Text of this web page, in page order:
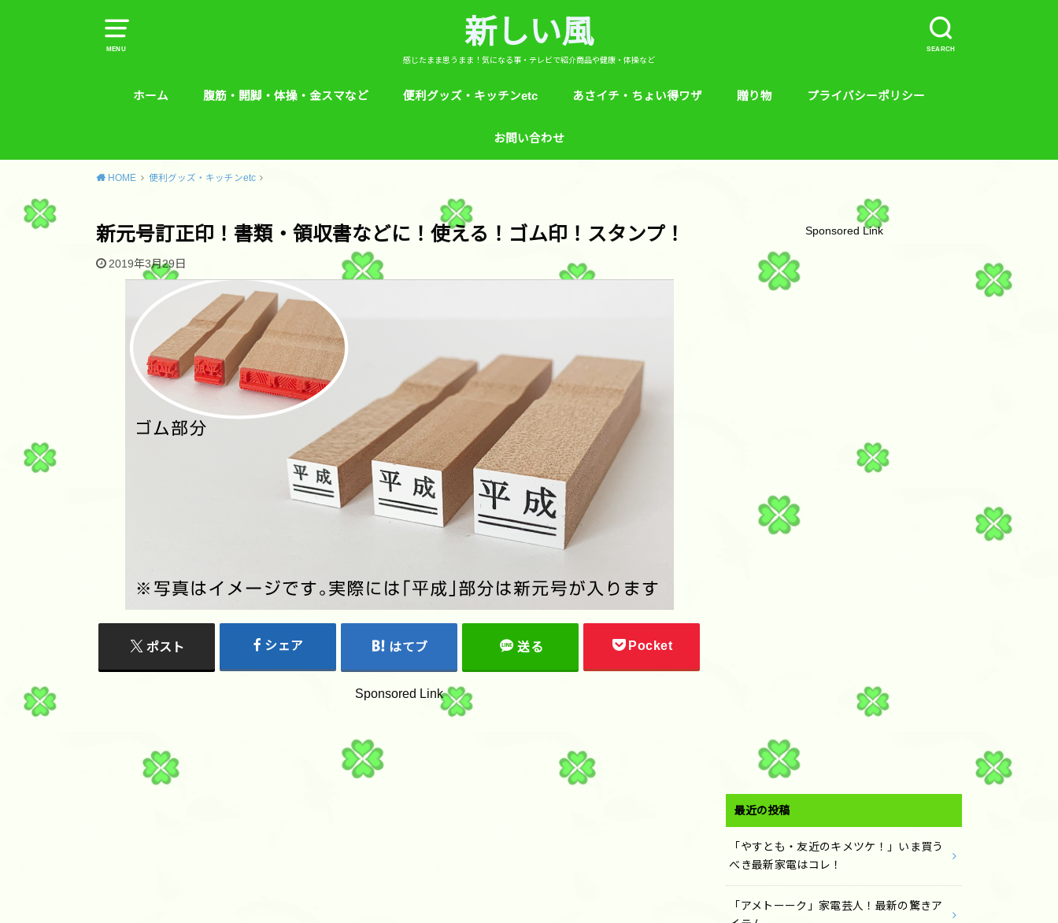
MENU SEARCH
新しい風
感じたまま思うまま！気になる事・テレビで紹介商品や健康・体操など
ホーム 腹筋・開脚・体操・金スマなど 便利グッズ・キッチンetc
芸能人！愛用品・お気に入り
ヒルナンデス！紹介
めざましテレビ紹介
あさイチ・ちょい得ワザ 贈り物 プライバシーポリシー
お問い合わせ
HOME 便利グッズ・キッチンetc
新元号訂正印！書類・領収書などに！使える！ゴム印！スタンプ！
2019年3月29日
ポスト シェア はてブ 送る Pocket
Sponsored Link
Sponsored Link
最近の投稿
「やすとも・友近のキメツケ！」いま買う
べき最新家電はコレ！
「アメトーーク」家電芸人！最新の驚きア